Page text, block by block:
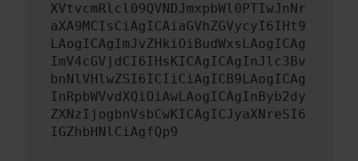
XVtvcmRlcl09QVNDJmxpbWl0PTIwJnNr
aXA9MCIsCiAgICAiaGVhZGVycyI6IHt9
LAogICAgImJvZHkiOiBudWxsLAogICAg
ImV4cGVjdCI6IHsKICAgICAgInJlc3Bv
bnNlVHlwZSI6ICIiCiAgICB9LAogICAg
InRpbWVvdXQiOiAwLAogICAgInByb2dy
ZXNzIjogbnVsbCwKICAgICJyaXNreSI6
IGZhbHNlCiAgfQp9